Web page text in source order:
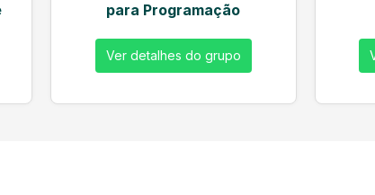
para Programação
Ver detalhes do grupo